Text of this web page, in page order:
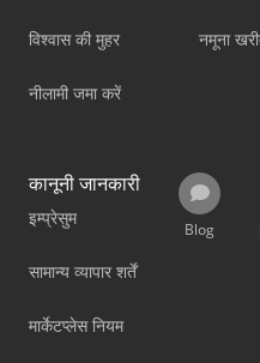
विश्वास की मुहर
नीलामी जमा करें
नमूना
कानूनी जानकारी
इम्प्रेसुम
सामान्य व्यापार शर्तें
मार्केटप्लेस नियम
Blog